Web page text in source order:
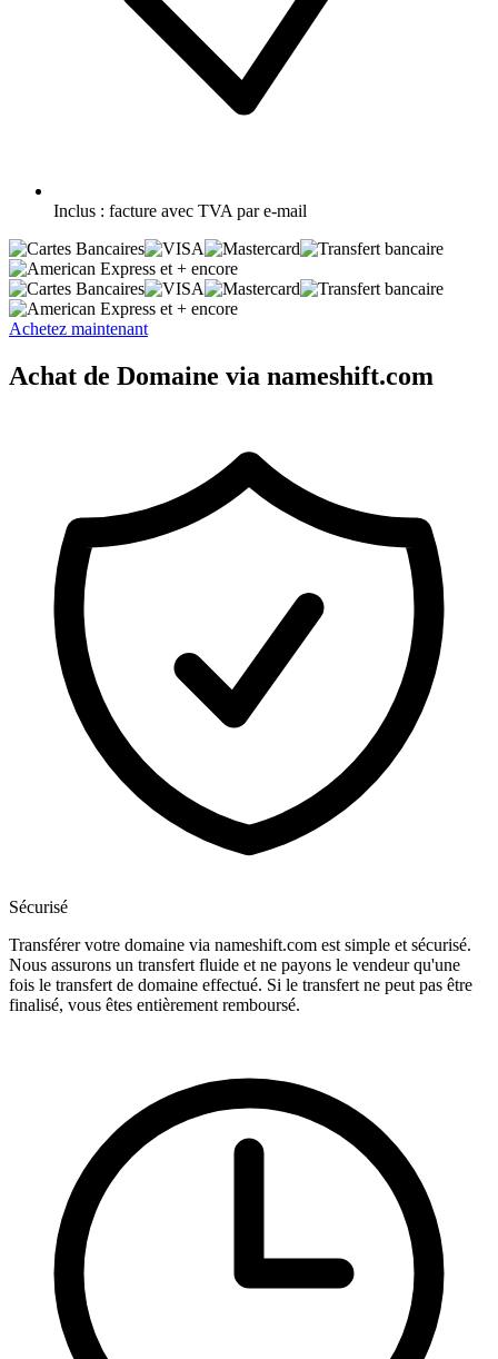
Inclus : facture avec TVA par e-mail
et + encore
et + encore
Achetez maintenant
Achat de Domaine via nameshift.com
Sécurisé
Transférer votre domaine via nameshift.com est simple et sécurisé.
Nous assurons un transfert fluide et ne payons le vendeur qu'une
fois le transfert de domaine effectué. Si le transfert ne peut pas être
finalisé, vous êtes entièrement remboursé.